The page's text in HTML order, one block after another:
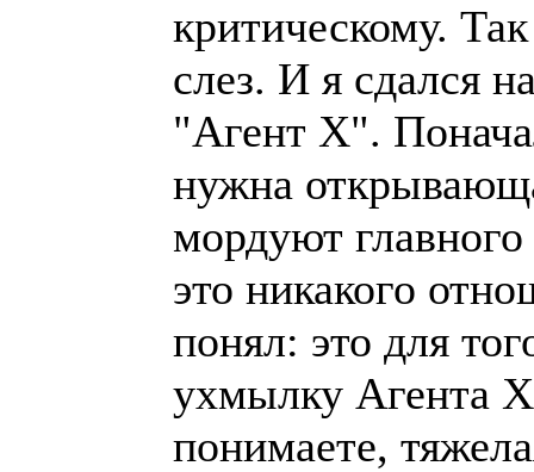
критическому.
слез. И я сдался
"Агент Х".
нужна
мордуют
это никакого
понял: это для
ухмылку Агента
понимаете,